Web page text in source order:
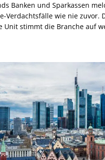
Banken und Sparkassen
Verdachtsfälle wie nie zuvor.
Unit stimmt die Branche auf